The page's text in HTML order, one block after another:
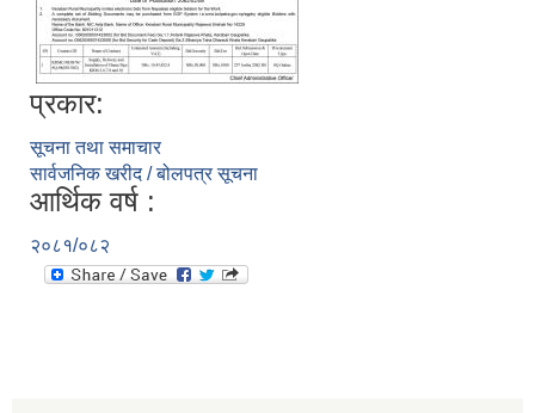
प्रकार:
सूचना तथा समाचार
सार्वजनिक खरीद / बोलपत्र सूचना
आर्थिक वर्ष :
२०८१/०८२